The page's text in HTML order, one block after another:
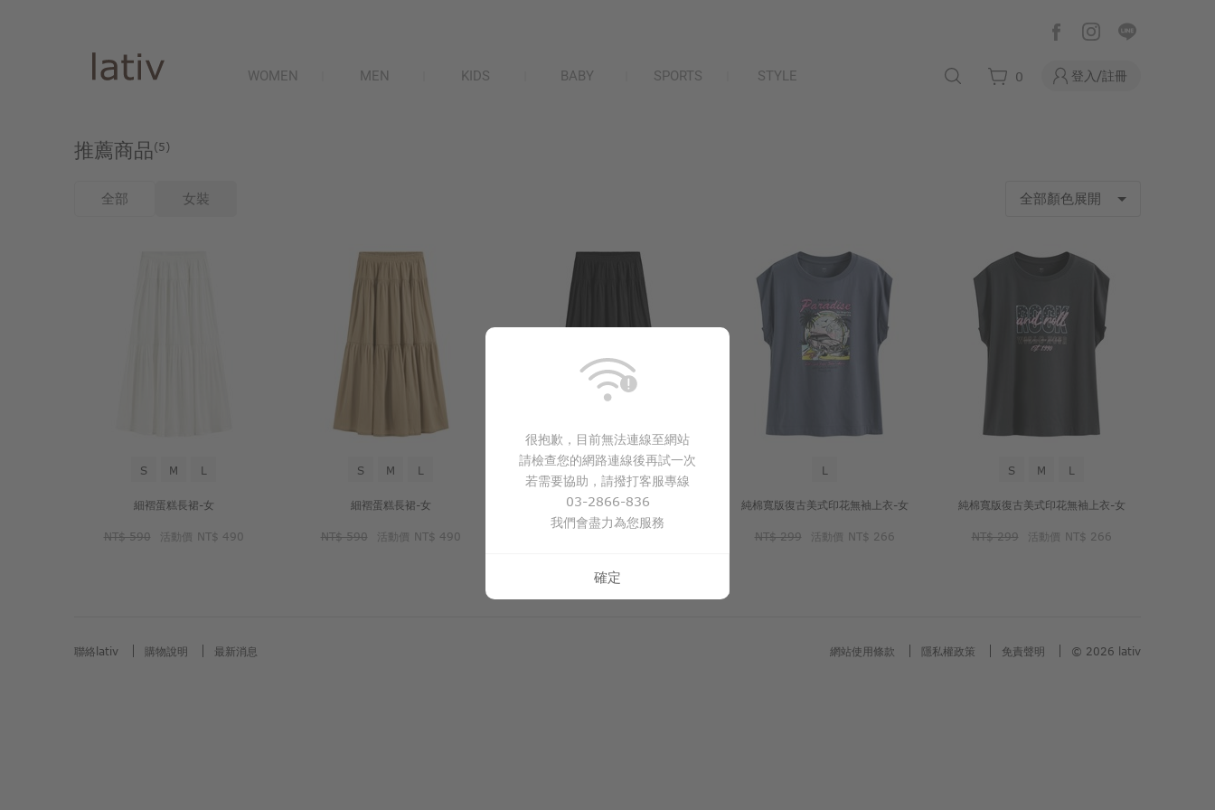
WOMEN MEN KIDS BABY SPORTS STYLE 0 登入/註冊
推薦商品 (5)
全部 女裝 全部顏色展開
S M L
細褶蛋糕長裙-女
NT$ 590 活動價 NT$ 490
S M L
細褶蛋糕長裙-女
NT$ 590 活動價 NT$ 490
S M L
細褶蛋糕長裙-女
L
純棉寬版復古美式印花無袖上衣-女
NT$ 299 活動價 NT$ 266
S M L
純棉寬版復古美式印花無袖上衣-女
NT$ 299 活動價 NT$ 266
聯絡lativ 購物說明 最新消息 網站使用條款 隱私權政策 免責聲明 © 2026 lativ
很抱歉，目前無法連線至網站
請檢查您的網路連線後再試一次
若需要協助，請撥打客服專線
03-2866-836
我們會盡力為您服務
確定